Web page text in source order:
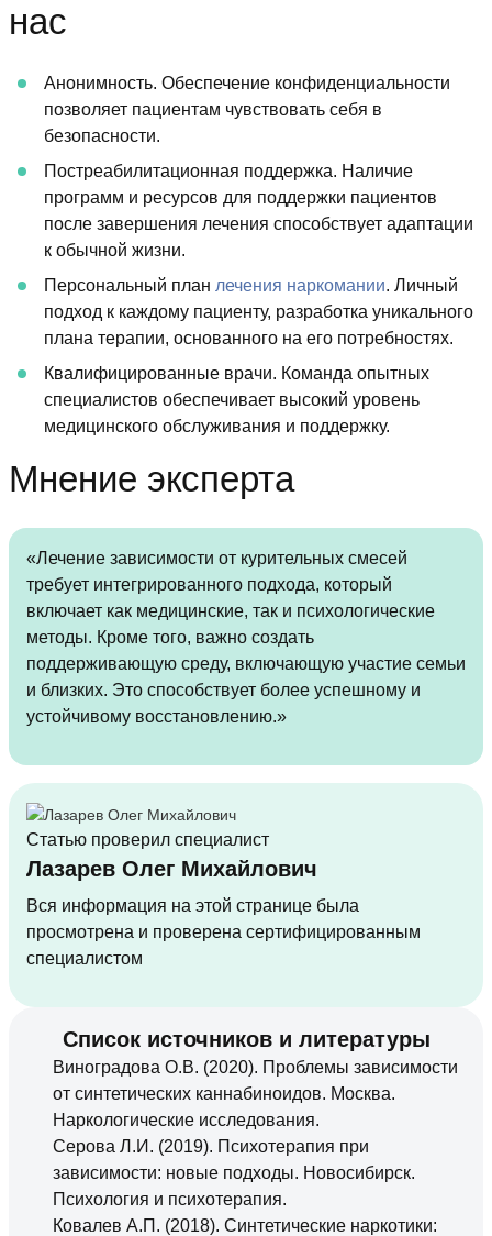
нас
Анонимность. Обеспечение конфиденциальности
позволяет пациентам чувствовать себя в
безопасности.
Постреабилитационная поддержка. Наличие
программ и ресурсов для поддержки пациентов
после завершения лечения способствует адаптации
к обычной жизни.
Персональный план лечения наркомании. Личный
подход к каждому пациенту, разработка уникального
плана терапии, основанного на его потребностях.
Квалифицированные врачи. Команда опытных
специалистов обеспечивает высокий уровень
медицинского обслуживания и поддержку.
Мнение эксперта
«Лечение зависимости от курительных смесей
требует интегрированного подхода, который
включает как медицинские, так и психологические
методы. Кроме того, важно создать
поддерживающую среду, включающую участие семьи
и близких. Это способствует более успешному и
устойчивому восстановлению.»
Статью проверил специалист
Лазарев Олег Михайлович
Вся информация на этой странице была
просмотрена и проверена сертифицированным
специалистом
Список источников и литературы
Виноградова О.В. (2020). Проблемы зависимости
от синтетических каннабиноидов. Москва.
Наркологические исследования.
Серова Л.И. (2019). Психотерапия при
зависимости: новые подходы. Новосибирск.
Психология и психотерапия.
Ковалев А.П. (2018). Синтетические наркотики: